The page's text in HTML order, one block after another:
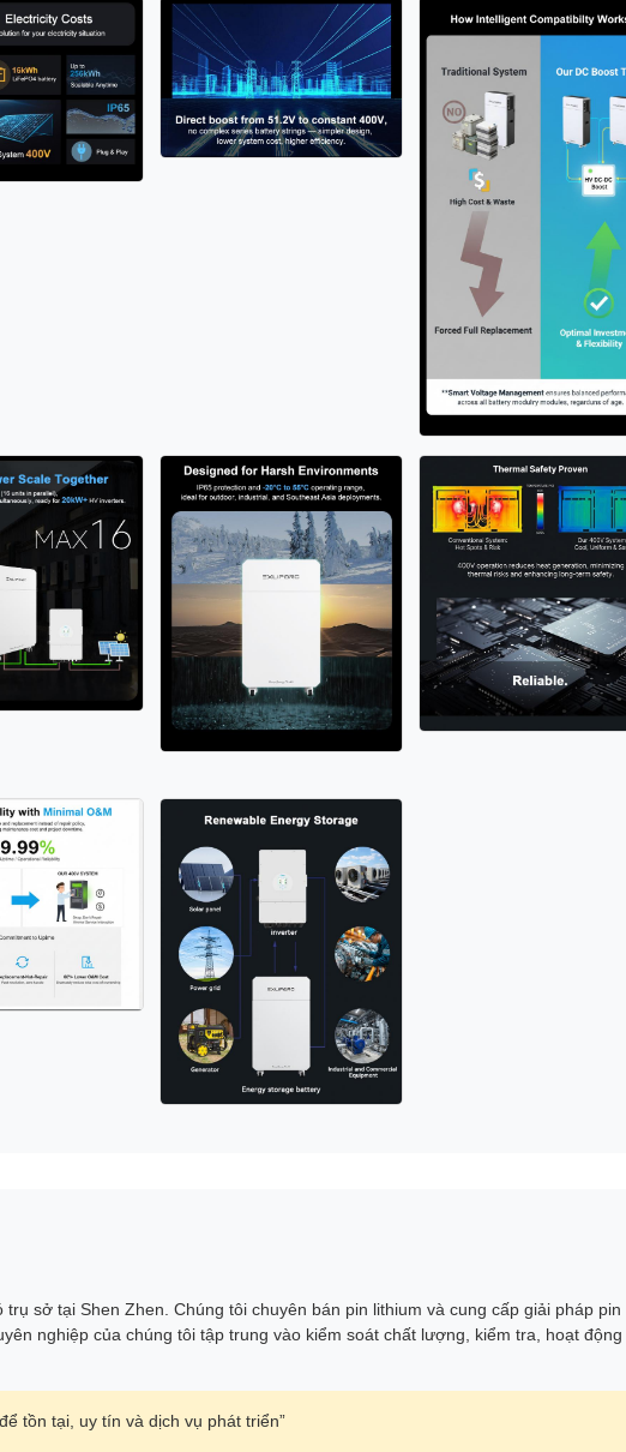
sở tại Shen Zhen. Chúng tôi chuyên bán pin lithium và cung cấp giải pháp pin
nghiệp của chúng tôi tập trung vào kiểm soát chất lượng, kiểm tra, hoạt động
tồn tại, uy tín và dịch vụ phát triển”